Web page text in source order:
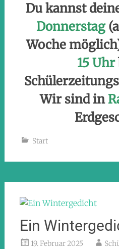
Du kannst
Donnerstag
Woche
15 Uhr
Wir sind in
Start
Ein
19. Februar 2025